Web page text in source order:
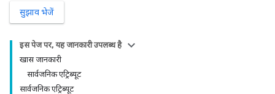
सुझाव भेजें
इस पेज पर, यह जानकारी उपलब्ध है
खास जानकारी
सार्वजनिक एट्रिब्यूट
सार्वजनिक एट्रिब्यूट